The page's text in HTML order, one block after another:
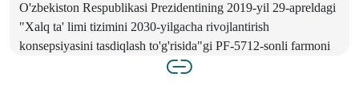
O'zbekiston Respublikasi Prezidentining 2019-yil 29-apreldagi
"Xalq ta' limi tizimini 2030-yilgacha rivojlantirish
konsepsiyasini tasdiqlash to'g'risida"gi PF-5712-sonli farmoni